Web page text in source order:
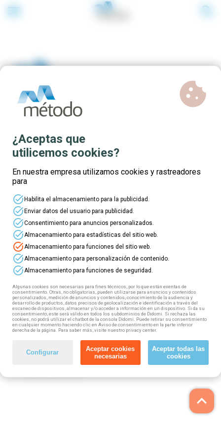
menu search
Certificados Profesionales -
Comunidad de Madrid
Profesional¡haz despegar tu carrera!
Si trabajas en la Comunidad de Madrid puedes
formación totalmente gratuita
en modalidad online.
Las tutorías y exámenes tendrán lugar en nuestro
centro de Fuenlabrada (C/Teide, 2A)
✅ 100% gratuita
✅ Con flexibilidad horaria
✅ Modalidad online
✅ Con tutor a tu disposición
✅ Titulación oficial
Elige el curso que más te interesa y rellena el
formulario que encontrarás en su ficha para
realizar tu preinscripción.
¡Te esperamos!
keyboard_arrow_up
¿Aceptas que
utilicemos cookies?
cookie
En nuestra empresa utilizamos cookies y rastreadores
para
task_altHabilita el almacenamiento para la publicidad.
task_altEnviar datos del usuario para publicidad.
task_altConsentimiento para anuncios personalizados.
task_alt Almacenamiento para estadísticas del sitio web.
task_alt Almacenamiento para funciones del sitio web.
task_alt Almacenamiento para personalización de contenido.
task_alt Almacenamiento para funciones de seguridad.
Algunas cookies son necesarias para fines técnicos, por lo que están exentas de
consentimiento. Otras, no obligatorias, pueden utilizarse para anuncios y contenidos
personalizados, medición de anuncios y contenidos, conocimiento de la audiencia y
desarrollo de productos, datos precisos de geolocalización e identificación a través del
escaneo de dispositivos, almacenar y/o acceder a información en un dispositivo. Si da su
consentimiento, este será válido en todos los subdominios de Didomi. Si rechaza las
cookies, no podrá utilizar el chatbot de la consola Didomi. Puede retirar su consentimiento
en cualquier momento haciendo clic en Aviso de consentimiento en la parte inferior
derecha de la página. Para saber más, visite nuestro privacy center.
Configurar
Aceptar cookies
necesarias
Aceptar todas las
cookies